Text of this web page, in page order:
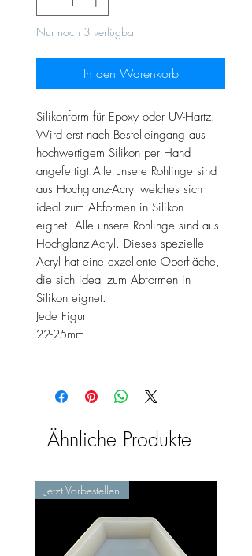
Nur noch 3 verfügbar
In den Warenkorb
Silikonform für Epoxy oder UV-Hartz.
Wird erst nach Bestelleingang aus
hochwertigem Silikon per Hand
angefertigt.Alle unsere Rohlinge sind
aus Hochglanz-Acryl welches sich
ideal zum Abformen in Silikon
eignet. Alle unsere Rohlinge sind aus
Hochglanz-Acryl. Dieses spezielle
Acryl hat eine exzellente Oberfläche,
die sich ideal zum Abformen in
Silikon eignet.
Jede Figur
22-25mm
Ähnliche Produkte
Jetzt Vorbestellen